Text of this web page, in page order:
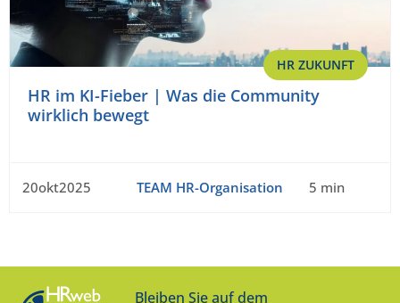
HR ZUKUNFT
HR im KI-Fieber | Was die Community
wirklich bewegt
20okt2025 TEAM HR-Organisation 5 min
Bleiben Sie auf dem